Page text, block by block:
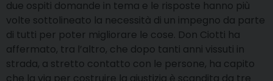
due ospiti domande in tema e le risposte hanno più
volte sottolineato la necessità di un impegno da parte
di tutti per poter migliorare le cose. Don Ciotti ha
affermato, tra l’altro, che dopo tanti anni vissuti in
strada, a stretto contatto con le persone, ha capito
che la via per costruire la giustizia è scandita da tre